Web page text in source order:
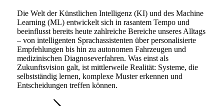
Die Welt der Künstlichen Intelligenz (KI) und des Machine
Learning (ML) entwickelt sich in rasantem Tempo und
beeinflusst bereits heute zahlreiche Bereiche unseres Alltags
– von intelligenten Sprachassistenten über personalisierte
Empfehlungen bis hin zu autonomen Fahrzeugen und
medizinischen Diagnoseverfahren. Was einst als
Zukunftsvision galt, ist mittlerweile Realität: Systeme, die
selbstständig lernen, komplexe Muster erkennen und
Entscheidungen treffen können.